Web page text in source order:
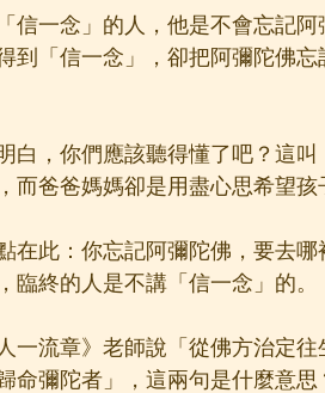
信一念」的人，他是不會忘記
到「信一念」，卻把阿彌陀佛
白，你們應該聽得懂了吧？這
而爸爸媽媽卻是用盡心思希望孩
在此：你忘記阿彌陀佛，要去
臨終的人是不講「信一念」的。
一流章》老師說「從佛方治定
命彌陀者」，這兩句是什麼意思